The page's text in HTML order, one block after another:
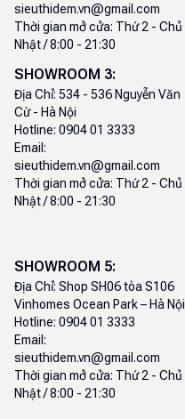
sieuthidem.vn@gmail.com
Thời gian mở cửa: Thứ 2 - Chủ
Nhật / 8:00 - 21:30
SHOWROOM 3:
Địa Chỉ: 534 - 536 Nguyễn Văn
Cừ - Hà Nội
Hotline: 0904 01 3333
Email:
sieuthidem.vn@gmail.com
Thời gian mở cửa: Thứ 2 - Chủ
Nhật / 8:00 - 21:30
SHOWROOM 5:
Địa Chỉ: Shop SH06 tòa S106
Vinhomes Ocean Park – Hà Nội
Hotline: 0904 01 3333
Email:
sieuthidem.vn@gmail.com
Thời gian mở cửa: Thứ 2 - Chủ
Nhật / 8:00 - 21:30